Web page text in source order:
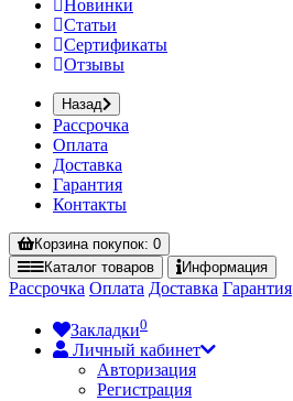
Новинки
Статьи
Сертификаты
Отзывы
Назад
Рассрочка
Оплата
Доставка
Гарантия
Контакты
Корзинапокупок: 0
Каталог товаров Информация
Рассрочка Оплата Доставка Гарантия
Закладки0
Личный кабинет
Авторизация
Регистрация